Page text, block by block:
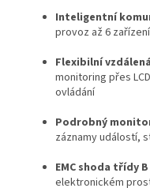
Inteligentní
provoz až 6
Flexibilní
monitoring přes
ovládání
Podrobný
záznamy událostí,
EMC shoda třídy B
elektronickém